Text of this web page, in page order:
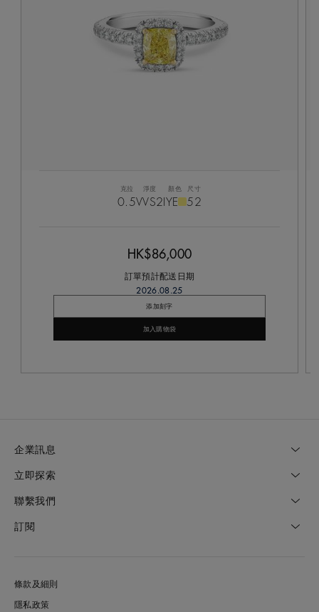
克拉
0.5
淨度
VVS2
顏色
IYE
尺寸
52
HK$86,000
訂單預計配送日期
2026.08.25
添加刻字
加入購物袋
企業訊息
立即探索
聯繫我們
訂閱
條款及細則
隱私政策